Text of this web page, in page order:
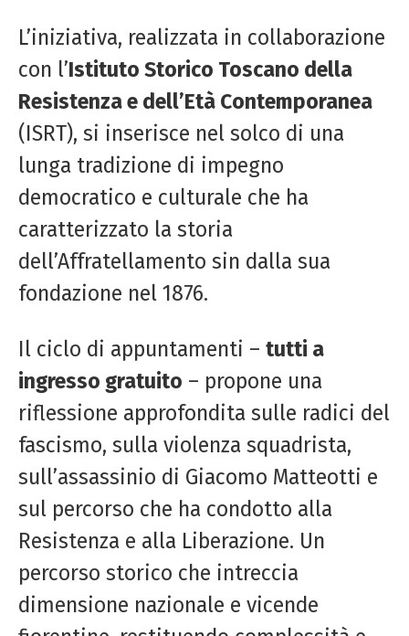
L’iniziativa, realizzata in collaborazione
con l’Istituto Storico Toscano della
Resistenza e dell’Età Contemporanea
(ISRT), si inserisce nel solco di una
lunga tradizione di impegno
democratico e culturale che ha
caratterizzato la storia
dell’Affratellamento sin dalla sua
fondazione nel 1876.
Il ciclo di appuntamenti – tutti a
ingresso gratuito – propone una
riflessione approfondita sulle radici del
fascismo, sulla violenza squadrista,
sull’assassinio di Giacomo Matteotti e
sul percorso che ha condotto alla
Resistenza e alla Liberazione. Un
percorso storico che intreccia
dimensione nazionale e vicende